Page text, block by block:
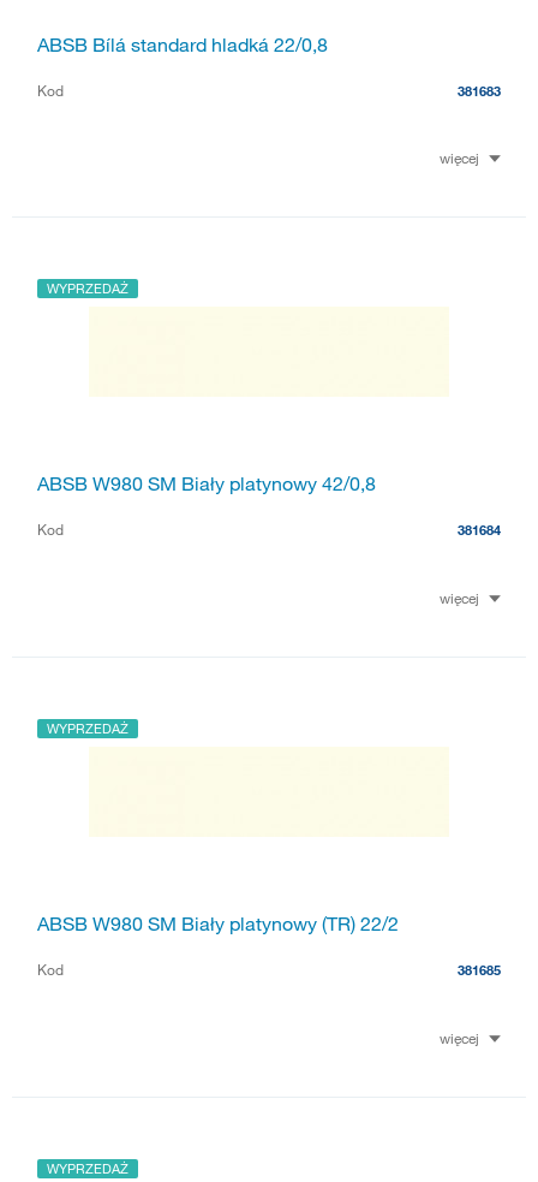
ABSB Bílá standard hladká 22/0,8
Kod 381683
więcej
WYPRZEDAŻ
ABSB W980 SM Biały platynowy 42/0,8
Kod 381684
więcej
WYPRZEDAŻ
ABSB W980 SM Biały platynowy (TR) 22/2
Kod 381685
więcej
WYPRZEDAŻ